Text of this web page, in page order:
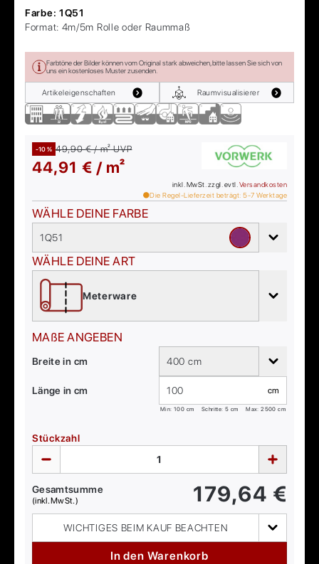
Farbe: 1Q51
Format: 4m/5m Rolle oder Raummaß
Farbtöne der Bilder können vom Original stark abweichen, bitte lassen Sie sich von
uns ein kostenloses Muster zusenden.
Artikeleigenschaften Raumvisualisierer
-10 % 49,90 € / m²UVP
44,91 € / m²
inkl. MwSt. zzgl. evtl. Versandkosten
Die Regel-Lieferzeit beträgt: 5-7 Werktage
WÄHLE DEINE FARBE
1Q51
WÄHLE DEINE ART
Meterware
MAßE ANGEBEN
Breite in cm 400 cm
Länge in cm cm
Min: 100 cm Schritte: 5 cm Max:2500 cm
Stückzahl
Gesamtsumme
(inkl. MwSt.) 179,64 €
WICHTIGES BEIM KAUF BEACHTEN
In den Warenkorb